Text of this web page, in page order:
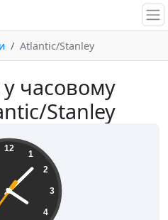
Atlantic/Stanley
часовому
Stanley
12
1
2
3
4